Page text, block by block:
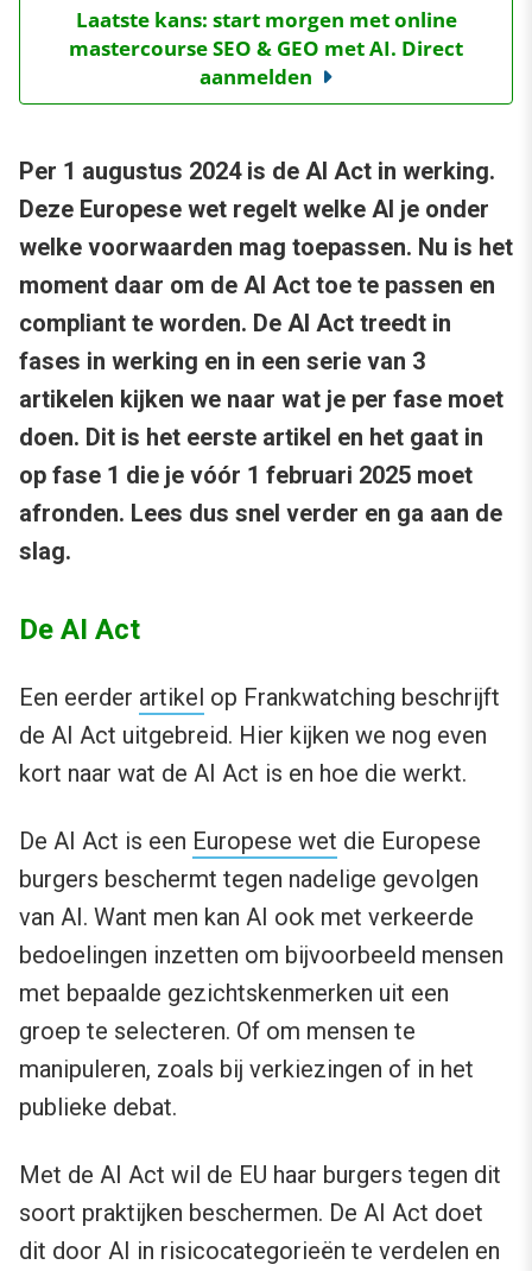
Laatste kans: start morgen met online
mastercourse SEO & GEO met AI. Direct
aanmelden
Per 1 augustus 2024 is de AI Act in werking.
Deze Europese wet regelt welke AI je onder
welke voorwaarden mag toepassen. Nu is het
moment daar om de AI Act toe te passen en
compliant te worden. De AI Act treedt in
fases in werking en in een serie van 3
artikelen kijken we naar wat je per fase moet
doen. Dit is het eerste artikel en het gaat in
op fase 1 die je vóór 1 februari 2025 moet
afronden. Lees dus snel verder en ga aan de
slag.
De AI Act
Een eerder artikel op Frankwatching beschrijft
de AI Act uitgebreid. Hier kijken we nog even
kort naar wat de AI Act is en hoe die werkt.
De AI Act is een Europese wet die Europese
burgers beschermt tegen nadelige gevolgen
van AI. Want men kan AI ook met verkeerde
bedoelingen inzetten om bijvoorbeeld mensen
met bepaalde gezichtskenmerken uit een
groep te selecteren. Of om mensen te
manipuleren, zoals bij verkiezingen of in het
publieke debat.
Met de AI Act wil de EU haar burgers tegen dit
soort praktijken beschermen. De AI Act doet
dit door AI in risicocategorieën te verdelen en